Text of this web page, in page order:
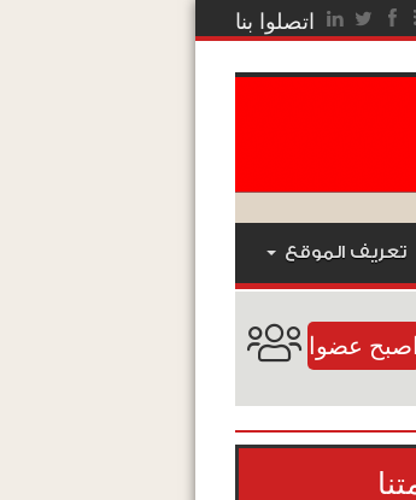
اتصلوا بنا
تعريف الموقع
اصبح عضوا